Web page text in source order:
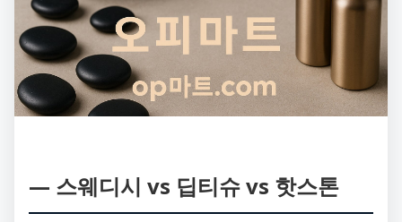
― 스웨디시 vs 딥티슈 vs 핫스톤